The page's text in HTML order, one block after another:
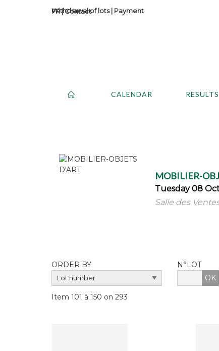
Contact
Withdrawal of lots| Payment
CALENDAR RESULTS
MOBILIER-
Tuesday 08
Salle des
ORDER BY
N°LOT
OK
Item 101 à 150 on 293